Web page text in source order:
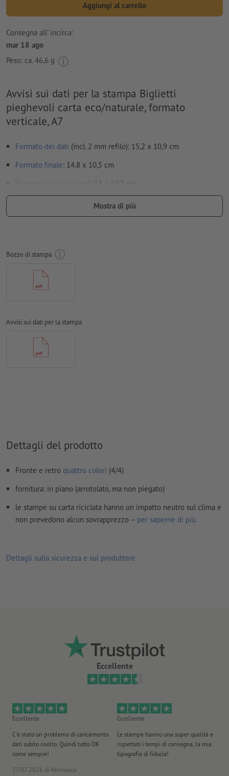
Aggiungi al carrello
Consegna all' incirca:
mar 18 ago
Peso: ca. 46,6 g
Avvisi sui dati per la stampa Biglietti
pieghevoli carta eco/naturale, formato
verticale, A7
Formato dei dati (incl. 2 mm refilo): 15,2 x 10,9 cm
Formato finale: 14,8 x 10,5 cm
Formato finale (chiuso)
: 7,4 x 10,5 cm
Particolarità nella creazione dei dati per la stampa:
Non creare i dati per la stampa dei pieghevoli come pagine
linee di piegatura
non è sempre possibile prestare attenzione alla
per la stampa
Risoluzione:
Creare il documento con 2 mm di
patinate, FOGRA52 (PSO Uncoated v3 FOGRA52) per carte non
Non correggiamoerrori di ortografia e sintassi
Non controlliamo leimpostazioni di sovrastampa
Icommentivengono cancellati e non stampati
Come si creano correttamente i dati di stampa?
Mostra di più
Bozze di stampa
Avvisi sui dati per la stampa
Dettagli del prodotto
Fronte e retro quattro colori (4/4)
fornitura: in piano (arrotolato, ma non piegato)
le stampe su carta riciclata hanno un impatto neutro sul clima e
non prevedono alcun sovrapprezzo – per saperne di più
Dettagli sulla sicurezza e sul produttore
Eccellente
Eccellente
C'è stato un problema di caricamento
dati subito risolto. Quindi tutto OK
come sempre!
27.07.2026 di Vermusica
Eccellente
Le stampe hanno una super qualità e
rispettati i tempi di consegna, la mia
tipografia di fiducia!